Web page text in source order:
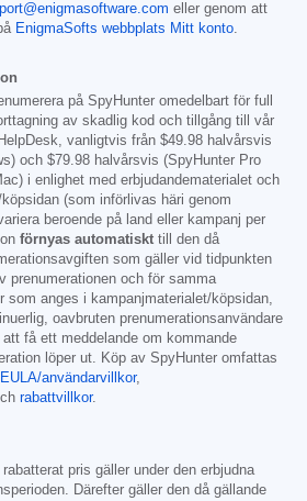
eller genom att
EnigmaSofts webbplats Mitt konto.
på SpyHunter omedelbart för full
av skadlig kod och tillgång till vår
vanligtvis från $49.98 halvårsvis
och $79.98 halvårsvis (SpyHunter Pro
i enlighet med erbjudandematerialet och
(som införlivas häri genom
beroende på land eller kampanj per
förnyas automatiskt till den då
som gäller vid tidpunkten
prenumerationen och för samma
som anges i kampanjmaterialet/köpsidan,
oavbruten prenumerationsanvändare
få ett meddelande om kommande
löper ut. Köp av SpyHunter omfattas
EULA/användarvillkor,
rabattvillkor.
pris gäller under den erbjudna
Därefter gäller den då gällande